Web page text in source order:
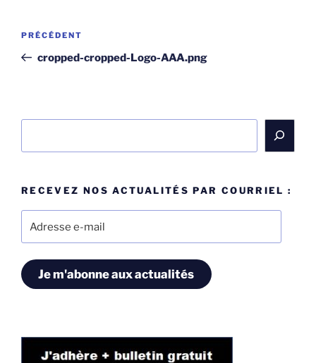
Navigation
l’article
Article
précédent
PRÉCÉDENT
cropped-cropped-Logo-AAA.png
RECEVEZ NOS ACTUALITÉS PAR COURRIEL :
e-
Je m'abonne aux actualités